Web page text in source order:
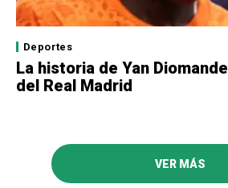
Deportes
La historia de Yan
del Real Madrid
VER MÁS